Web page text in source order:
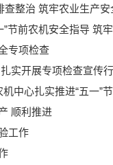
查整治 筑牢农业生产
节前农机安全指导 筑
专项检查
实开展专项检查宣传
中心扎实推进“五一”
顺利推进
工作